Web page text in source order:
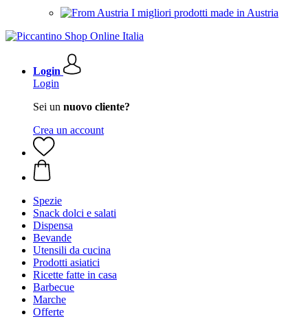
I migliori prodotti made in Austria
Login
Login
Sei un nuovo cliente?
Crea un account
Spezie
Snack dolci e salati
Dispensa
Bevande
Utensili da cucina
Prodotti asiatici
Ricette fatte in casa
Barbecue
Marche
Offerte